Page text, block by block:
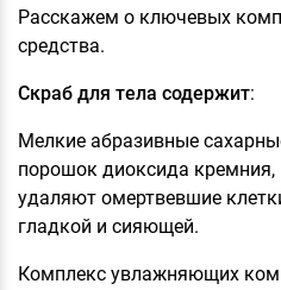
Расскажем о ключевых
средства.
Скраб для тела содержит:
Мелкие абразивные
порошок диоксида кремния,
удаляют омертвевшие
гладкой и сияющей.
Комплекс увлажняющих